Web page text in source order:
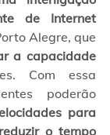
de Internet
Alegre, que
a capacidade
Com essa
poderão
para
reduzir o tempo